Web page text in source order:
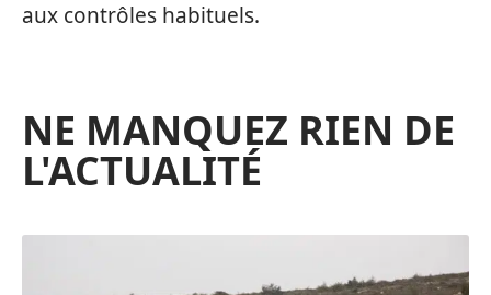
aux contrôles habituels.
NE MANQUEZ RIEN DE
L'ACTUALITÉ